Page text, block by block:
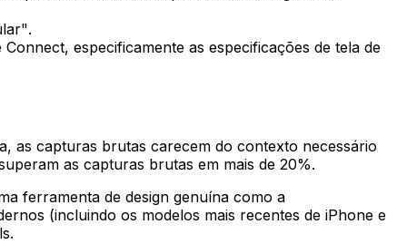
especificamente as especificações de tela de
as capturas brutas carecem do contexto necessário
as capturas brutas em mais de 20%.
ferramenta de design genuína como a
(incluindo os modelos mais recentes de iPhone e